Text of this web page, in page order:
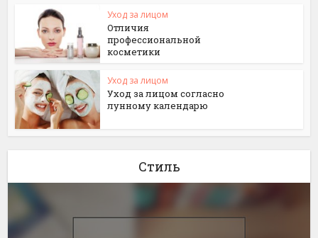
Уход за лицом
Отличия
профессиональной
косметики
Уход за лицом
Уход за лицом согласно
лунному календарю
Стиль